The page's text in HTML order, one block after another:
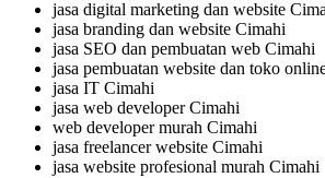
jasa digital marketing dan website
jasa branding dan website Cimahi
jasa SEO dan pembuatan web Cimahi
jasa pembuatan website dan toko
jasa IT Cimahi
jasa web developer Cimahi
web developer murah Cimahi
jasa freelancer website Cimahi
jasa website profesional murah Cimahi